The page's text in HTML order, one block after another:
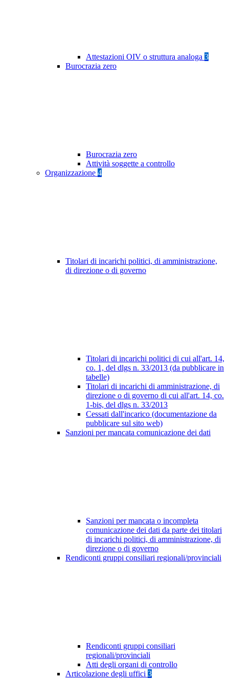
Attestazioni OIV o struttura analoga 3
Burocrazia zero
Burocrazia zero
Attività soggette a controllo
Organizzazione 4
Titolari di incarichi politici, di amministrazione,
di direzione o di governo
Titolari di incarichi politici di cui all'art. 14,
co. 1, del dlgs n. 33/2013 (da pubblicare in
tabelle)
Titolari di incarichi di amministrazione, di
direzione o di governo di cui all'art. 14, co.
1-bis, del dlgs n. 33/2013
Cessati dall'incarico (documentazione da
pubblicare sul sito web)
Sanzioni per mancata comunicazione dei dati
Sanzioni per mancata o incompleta
comunicazione dei dati da parte dei titolari
di incarichi politici, di amministrazione, di
direzione o di governo
Rendiconti gruppi consiliari regionali/provinciali
Rendiconti gruppi consiliari
regionali/provinciali
Atti degli organi di controllo
Articolazione degli uffici 3